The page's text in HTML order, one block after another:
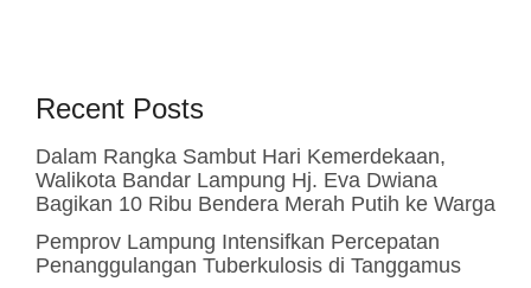
Recent Posts
Dalam Rangka Sambut Hari Kemerdekaan,
Walikota Bandar Lampung Hj. Eva Dwiana
Bagikan 10 Ribu Bendera Merah Putih ke Warga
Pemprov Lampung Intensifkan Percepatan
Penanggulangan Tuberkulosis di Tanggamus